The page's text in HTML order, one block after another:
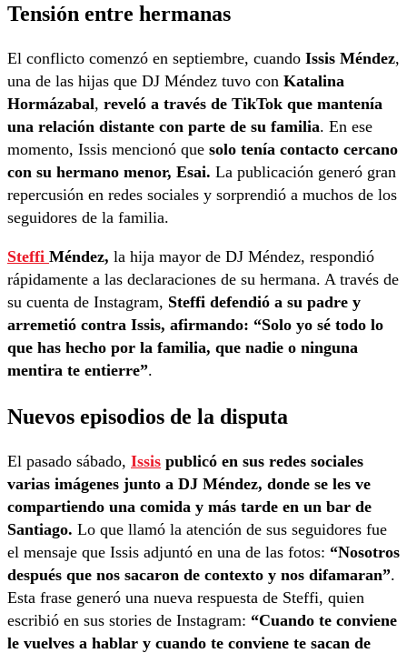
Tensión entre hermanas
El conflicto comenzó en septiembre, cuando Issis Méndez,
una de las hijas que DJ Méndez tuvo con Katalina
Hormázabal, reveló a través de TikTok que mantenía
una relación distante con parte de su familia. En ese
momento, Issis mencionó que solo tenía contacto cercano
con su hermano menor, Esai. La publicación generó gran
repercusión en redes sociales y sorprendió a muchos de los
seguidores de la familia.
Steffi Méndez, la hija mayor de DJ Méndez, respondió
rápidamente a las declaraciones de su hermana. A través de
su cuenta de Instagram, Steffi defendió a su padre y
arremetió contra Issis, afirmando: “Solo yo sé todo lo
que has hecho por la familia, que nadie o ninguna
mentira te entierre”.
Nuevos episodios de la disputa
El pasado sábado, Issis publicó en sus redes sociales
varias imágenes junto a DJ Méndez, donde se les ve
compartiendo una comida y más tarde en un bar de
Santiago. Lo que llamó la atención de sus seguidores fue
el mensaje que Issis adjuntó en una de las fotos: “Nosotros
después que nos sacaron de contexto y nos difamaran”.
Esta frase generó una nueva respuesta de Steffi, quien
escribió en sus stories de Instagram: “Cuando te conviene
le vuelves a hablar y cuando te conviene te sacan de